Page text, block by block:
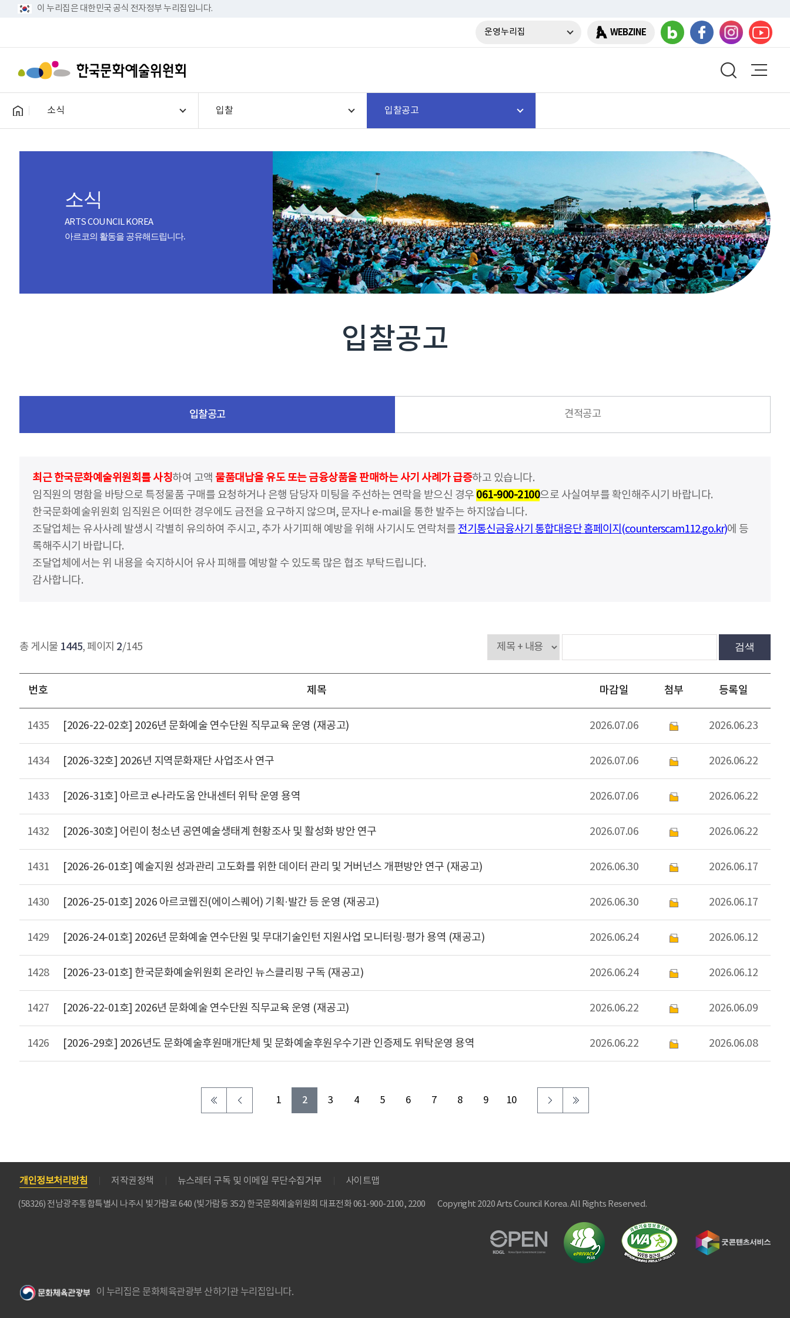
이 누리집은 대한민국 공식 전자정부 누리집입니다.
운영누리집 WEBZINE
소식 입찰 입찰공고
소식
ARTS COUNCIL KOREA
아르코의 활동을 공유해드립니다.
입찰공고
입찰공고 견적공고
최근 한국문화예술위원회를 사칭하여 고액 물품대납을 유도 또는 금융상품을 판매하는 사기 사례가 급증하고 있습니다.
임직원의 명함을 바탕으로 특정물품 구매를 요청하거나 은행 담당자 미팅을 주선하는 연락을 받으신 경우 061-900-2100으로 사실여부를 확인해주시기 바랍니다.
한국문화예술위원회 임직원은 어떠한 경우에도 금전을 요구하지 않으며, 문자나 e-mail을 통한 발주는 하지않습니다.
조달업체는 유사사례 발생시 각별히 유의하여 주시고, 추가 사기피해 예방을 위해 사기시도 연락처를 전기통신금융사기 통합대응단 홈페이지(counterscam112.go.kr)에 등
록해주시기 바랍니다.
조달업체에서는 위 내용을 숙지하시어 유사 피해를 예방할 수 있도록 많은 협조 부탁드립니다.
감사합니다.
총 게시물 1445, 페이지 2/145 검색
번호 제목 마감일 첨부 등록일
1435 [2026-22-02호] 2026년 문화예술 연수단원 직무교육 운영 (재공고) 2026.07.06 2026.06.23
1434 [2026-32호] 2026년 지역문화재단 사업조사 연구 2026.07.06 2026.06.22
1433 [2026-31호] 아르코 e나라도움 안내센터 위탁 운영 용역 2026.07.06 2026.06.22
1432 [2026-30호] 어린이 청소년 공연예술생태계 현황조사 및 활성화 방안 연구 2026.07.06 2026.06.22
1431 [2026-26-01호] 예술지원 성과관리 고도화를 위한 데이터 관리 및 거버넌스 개편방안 연구 (재공고) 2026.06.30 2026.06.17
1430 [2026-25-01호] 2026 아르코웹진(에이스퀘어) 기획·발간 등 운영 (재공고) 2026.06.30 2026.06.17
1429 [2026-24-01호] 2026년 문화예술 연수단원 및 무대기술인턴 지원사업 모니터링·평가 용역 (재공고) 2026.06.24 2026.06.12
1428 [2026-23-01호] 한국문화예술위원회 온라인 뉴스클리핑 구독 (재공고) 2026.06.24 2026.06.12
1427 [2026-22-01호] 2026년 문화예술 연수단원 직무교육 운영 (재공고) 2026.06.22 2026.06.09
1426 [2026-29호] 2026년도 문화예술후원매개단체 및 문화예술후원우수기관 인증제도 위탁운영 용역 2026.06.22 2026.06.08
1 2 3 4 5 6 7 8 9 10
개인정보처리방침 저작권정책 뉴스레터 구독 및 이메일 무단수집거부 사이트맵
(58326) 전남광주통합특별시 나주시 빛가람로 640 (빛가람동 352) 한국문화예술위원회 대표전화 061-900-2100, 2200 Copyright 2020 Arts Council Korea. All Rights Reserved.
이 누리집은 문화체육관광부 산하기관 누리집입니다.